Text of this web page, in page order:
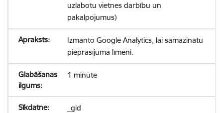
uzlabotu vietnes darbību un
pakalpojumus)
Izmanto Google Analytics, lai samazinātu
pieprasījuma līmeni.
1 minūte
_gid